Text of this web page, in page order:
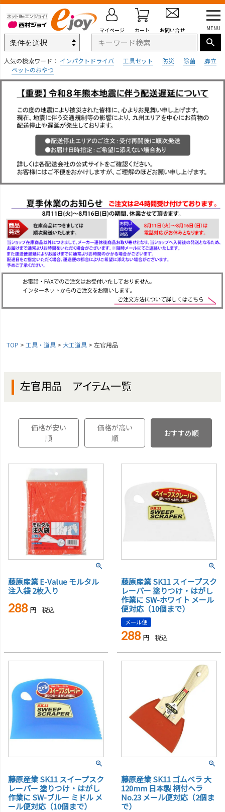
MENU
人気の検索ワード： インパクトドライバ 工具セット 防災 除菌
脚立
ペットのおやつ
マイページ カート お問い合せ
TOP 工具・道具 大工道具 左官用品
左官用品 アイテム一覧
価格が安い
順
価格が高い
順
おすすめ順
藤原産業 E-Value モルタル
注入袋 2枚入り
288 税込
藤原産業 SK11 スイープスク
レーパー 塗りつけ・はがし
作業に SW-ホワイト メール
便対応（10個まで）
メール便
288 税込
藤原産業 SK11 スイープスク
レーパー 塗りつけ・はがし
作業に SW-ブルー ミドル メ
ール便対応（10個まで）
藤原産業 SK11 ゴムベラ 大
120mm 日本製 柄付ヘラ
No.23 メール便対応（2個ま
で）